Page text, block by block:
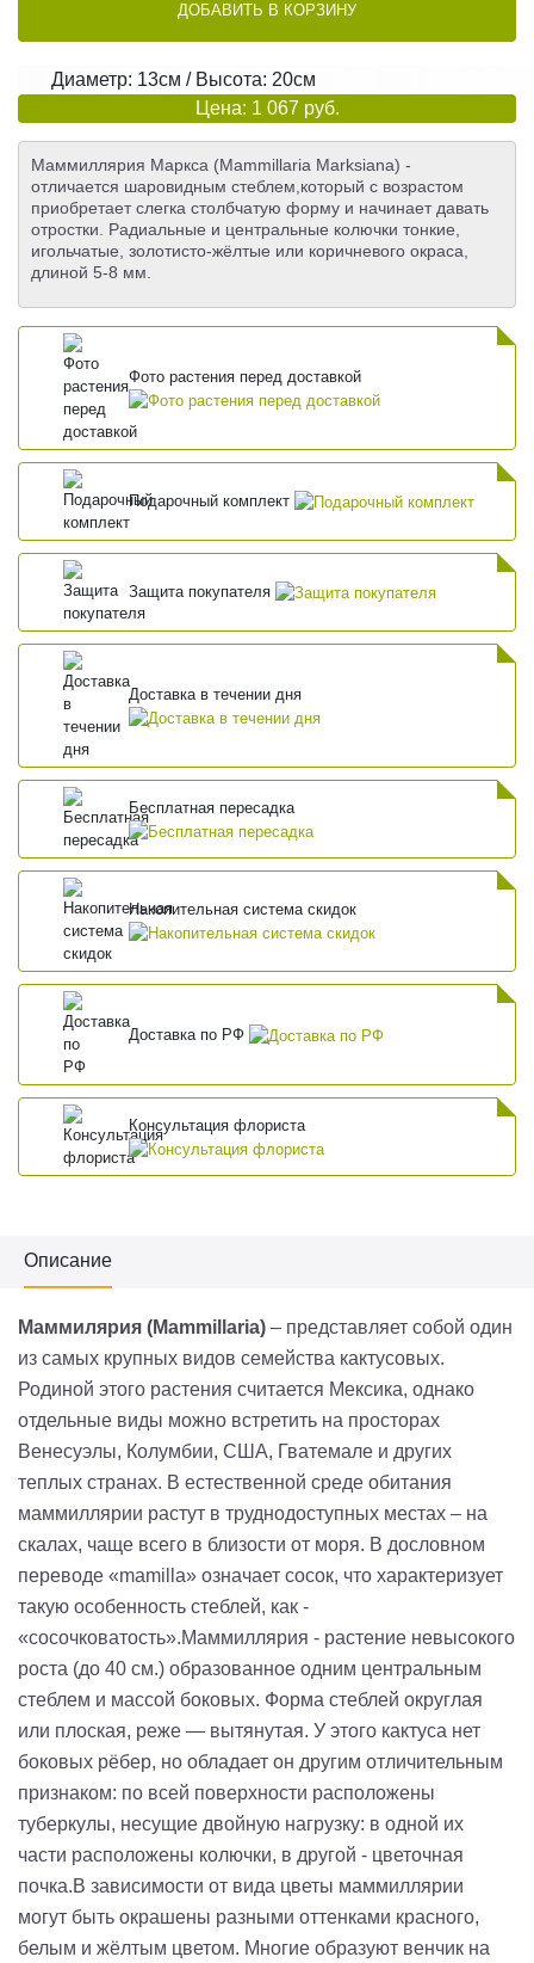
ДОБАВИТЬ В КОРЗИНУ
Диаметр: 13см / Высота: 20см
Цена: 1 067 руб.
Маммиллярия Маркса (Mammillaria Marksiana) -
отличается шаровидным стеблем,который с возрастом
приобретает слегка столбчатую форму и начинает давать
отростки. Радиальные и центральные колючки тонкие,
игольчатые, золотисто-жёлтые или коричневого окраса,
длиной 5-8 мм.
Фото растения перед доставкой
Подарочный комплект
Защита покупателя
Доставка в течении дня
Бесплатная пересадка
Накопительная система скидок
Доставка по РФ
Консультация флориста
Описание
Маммилярия (Mammillaria) – представляет собой один
из самых крупных видов семейства кактусовых.
Родиной этого растения считается Мексика, однако
отдельные виды можно встретить на просторах
Венесуэлы, Колумбии, США, Гватемале и других
теплых странах. В естественной среде обитания
маммиллярии растут в труднодоступных местах – на
скалах, чаще всего в близости от моря. В дословном
переводе «mamilla» означает сосок, что характеризует
такую особенность стеблей, как -
«сосочковатость».Маммиллярия - растение невысокого
роста (до 40 см.) образованное одним центральным
стеблем и массой боковых. Форма стеблей округлая
или плоская, реже — вытянутая. У этого кактуса нет
боковых рёбер, но обладает он другим отличительным
признаком: по всей поверхности расположены
туберкулы, несущие двойную нагрузку: в одной их
части расположены колючки, в другой - цветочная
почка.В зависимости от вида цветы маммиллярии
могут быть окрашены разными оттенками красного,
белым и жёлтым цветом. Многие образуют венчик на